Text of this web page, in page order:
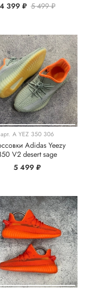
4 399 ₽ 5 499 ₽
арт. A YEZ 350 306
Adidas Yeezy
V2 desert sage
5 499 ₽